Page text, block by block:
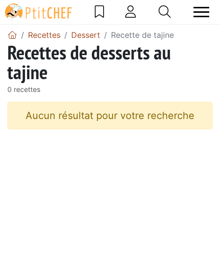
Recettes Dessert Recette de tajine
Recettes de desserts au
tajine
0 recettes
Aucun résultat pour votre recherche